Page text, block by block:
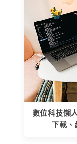
數位科技懶
下載